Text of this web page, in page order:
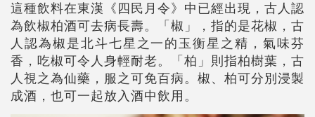
這種飲料在東漢《四民月令》中已經出現，古人認
為飲椒柏酒可去病長壽。「椒」，指的是花椒，古
人認為椒是北斗七星之一的玉衡星之精，氣味芬
香，吃椒可令人身輕耐老。「柏」則指柏樹葉，古
人視之為仙藥，服之可免百病。椒、柏可分別浸製
成酒，也可一起放入酒中飲用。